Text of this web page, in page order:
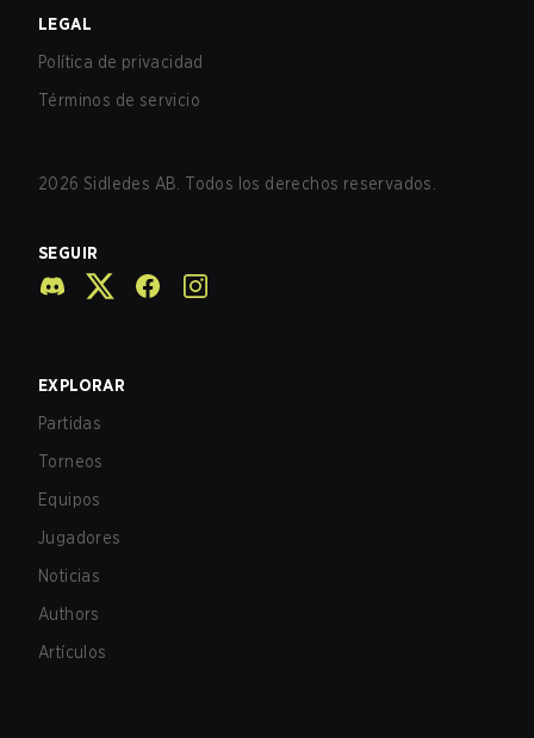
LEGAL
Política de privacidad
Términos de servicio
2026 Sidledes AB. Todos los derechos reservados.
SEGUIR
EXPLORAR
Partidas
Torneos
Equipos
Jugadores
Noticias
Authors
Artículos